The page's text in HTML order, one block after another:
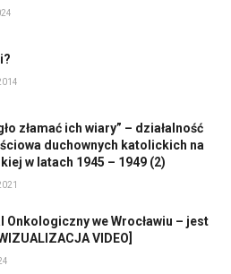
złamać ich wiary” – działalność
duchownych katolickich na
w latach 1945 – 1949 (2)
Onkologiczny we Wrocławiu – jest
VIDEO]